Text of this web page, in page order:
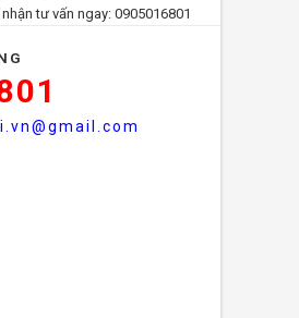
tư vấn ngay: 0905016801